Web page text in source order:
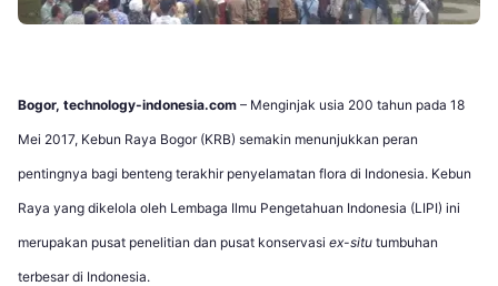
Bogor, technology-indonesia.com – Menginjak usia 200 tahun pada 18
Mei 2017, Kebun Raya Bogor (KRB) semakin menunjukkan peran
pentingnya bagi benteng terakhir penyelamatan flora di Indonesia. Kebun
Raya yang dikelola oleh Lembaga Ilmu Pengetahuan Indonesia (LIPI) ini
merupakan pusat penelitian dan pusat konservasi ex-situ tumbuhan
terbesar di Indonesia.